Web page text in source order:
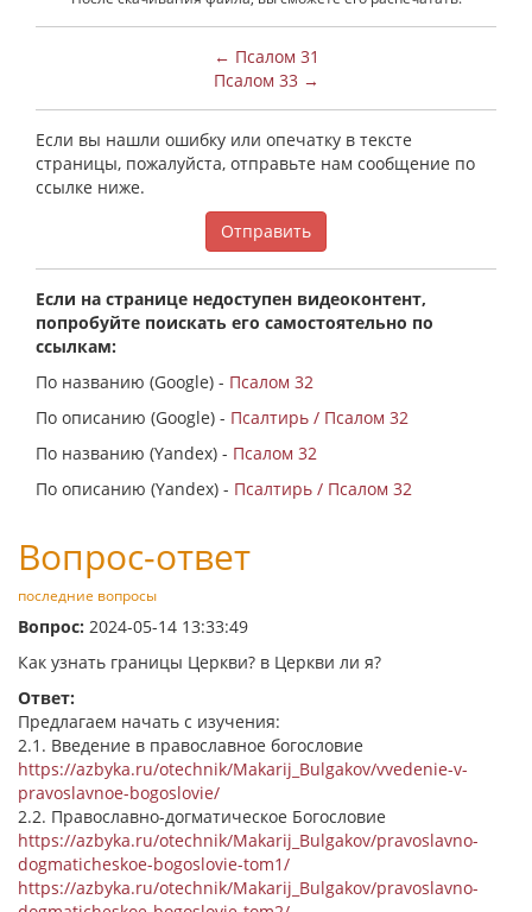
← Псалом 31
Псалом 33 →
Если вы нашли ошибку или опечатку в тексте
страницы, пожалуйста, отправьте нам сообщение по
ссылке ниже.
Отправить
Если на странице недоступен видеоконтент,
попробуйте поискать его самостоятельно по
ссылкам:
По названию (Google) - Псалом 32
По описанию (Google) - Псалтирь / Псалом 32
По названию (Yandex) - Псалом 32
По описанию (Yandex) - Псалтирь / Псалом 32
Вопрос-ответ
последние вопросы
Вопрос: 2024-05-14 13:33:49
Как узнать границы Церкви? в Церкви ли я?
Ответ:
Предлагаем начать с изучения:
2.1. Введение в православное богословие
https://azbyka.ru/otechnik/Makarij_Bulgakov/vvedenie-v-
pravoslavnoe-bogoslovie/
2.2. Православно-догматическое Богословие
https://azbyka.ru/otechnik/Makarij_Bulgakov/pravoslavno-
dogmaticheskoe-bogoslovie-tom1/
https://azbyka.ru/otechnik/Makarij_Bulgakov/pravoslavno-